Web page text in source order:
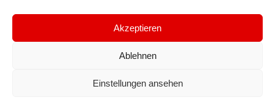
Akzeptieren
Ablehnen
Einstellungen ansehen
Einloggen